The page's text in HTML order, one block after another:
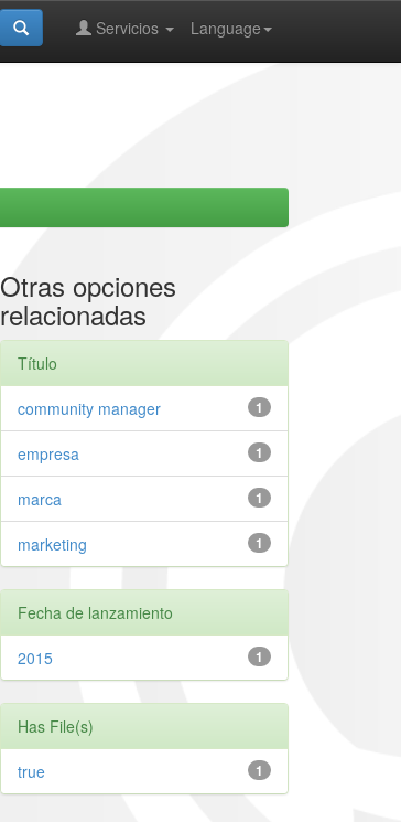
Language
Servicios
Otras opciones
relacionadas
Título
1
community manager
1
empresa
1
marca
1
marketing
Fecha de lanzamiento
1
2015
Has File(s)
1
true